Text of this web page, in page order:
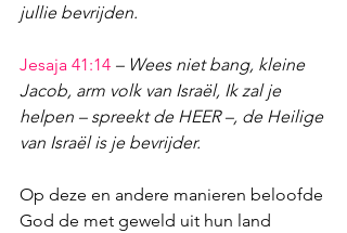
jullie bevrijden.
Jesaja 41:14 – Wees niet bang, kleine
Jacob, arm volk van Israël, Ik zal je
helpen – spreekt de HEER –, de Heilige
van Israël is je bevrijder.
Op deze en andere manieren beloofde
God de met geweld uit hun land